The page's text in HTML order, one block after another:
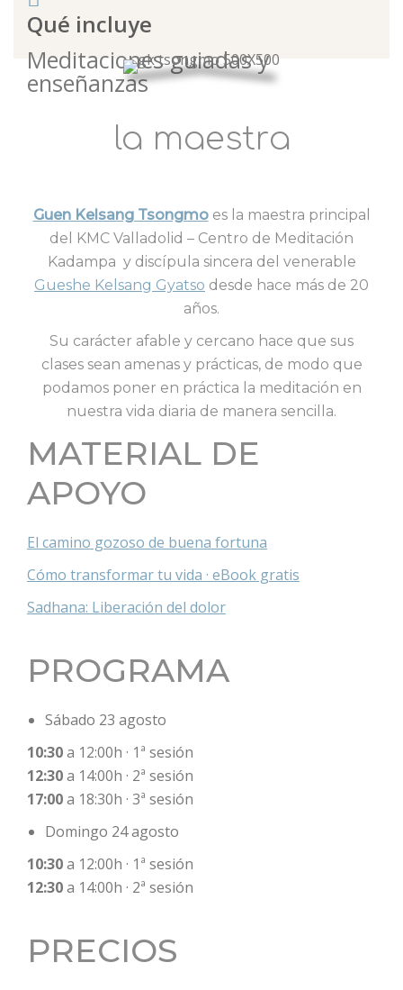
Qué incluye
Meditaciones guiadas y
enseñanzas
la maestra
Guen Kelsang Tsongmoes la maestra principal
del KMC Valladolid – Centro de Meditación
Kadampa y discípula sincera del venerable
Gueshe Kelsang Gyatso desde hace más de 20
años.
Su carácter afable y cercano hace que sus
clases sean amenas y prácticas, de modo que
podamos poner en práctica la meditación en
nuestra vida diaria de manera sencilla.
MATERIAL DE
APOYO
El camino gozoso de buena fortuna
Cómo transformar tu vida · eBook gratis
Sadhana: Liberación del dolor
PROGRAMA
Sábado 23 agosto
10:30a 12:00h · 1ª sesión
12:30a 14:00h · 2ª sesión
17:00a 18:30h · 3ª sesión
Domingo 24 agosto
10:30a 12:00h · 1ª sesión
12:30a 14:00h · 2ª sesión
PRECIOS